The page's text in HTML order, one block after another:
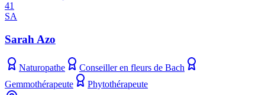
41
SA
Sarah Azo
Naturopathe
Conseiller en fleurs de Bach
Gemmothérapeute
Phytothérapeute